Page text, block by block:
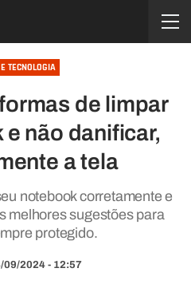
TECNOLOGIA
de limpar
não danificar,
a tela
notebook corretamente e
melhores sugestões para
protegido.
09/2024 - 12:57